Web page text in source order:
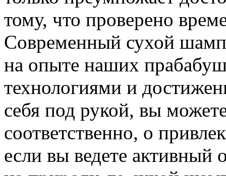
тому, что проверено
Современный сухой
на опыте наших
технологиями и
себя под рукой, вы
соответственно, о
если вы ведете активный